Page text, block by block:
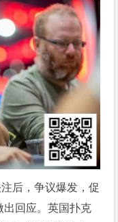
后，争议爆发，促
出回应。英国扑克